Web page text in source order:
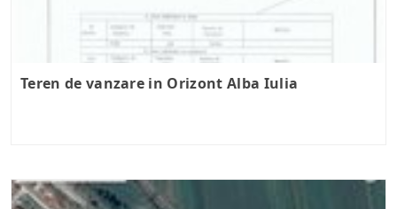
Teren de vanzare in Orizont Alba Iulia